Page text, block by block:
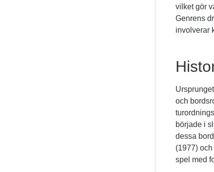
vilket gör
Genrens
involverar
och
började i
dessa
(1977)
spel med